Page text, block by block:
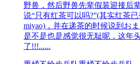
野兽，然后野兽先辈假装迎接后
说“只有红茶可以吗?”(其实红茶
miyao)，并在递茶的时候说到お
是不是也是感觉很无耻呢，这年
了!!!......